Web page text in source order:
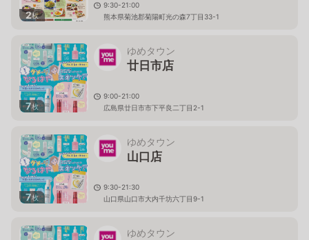
2枚
9:30-21:00
熊本県菊池郡菊陽町光の森7丁目33-1
7枚
ゆめタウン
廿日市店
9:00-21:00
広島県廿日市市下平良二丁目2-1
7枚
ゆめタウン
山口店
9:30-21:30
山口県山口市大内千坊六丁目9-1
ゆめタウン